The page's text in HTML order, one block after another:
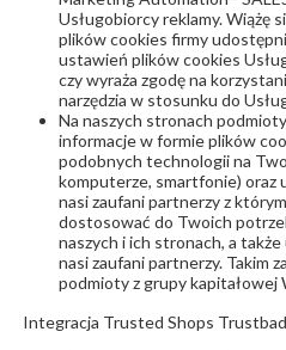
Usługobiorcy reklamy. Wiążę
plików cookies firmy
ustawień plików cookies
czy wyraża zgodę na
narzędzia w stosunku do
Na naszych stronach
informacje w formie plików
podobnych technologii na
komputerze, smartfonie) oraz
nasi zaufani partnerzy z
dostosować do Twoich
naszych i ich stronach, a
nasi zaufani partnerzy. Takim
podmioty z grupy kapitałowej
Integracja Trusted Shops